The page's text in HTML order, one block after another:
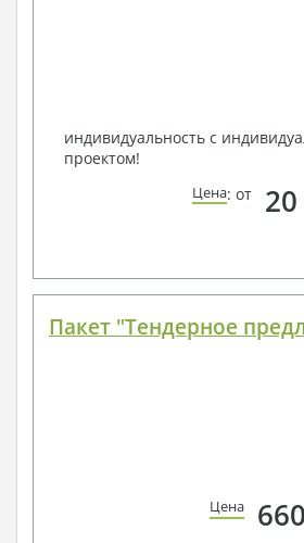
наших специалистов,
индивидуальность с
проектом!
Цена: от 20
Пакет "Тендерное
Цена 660